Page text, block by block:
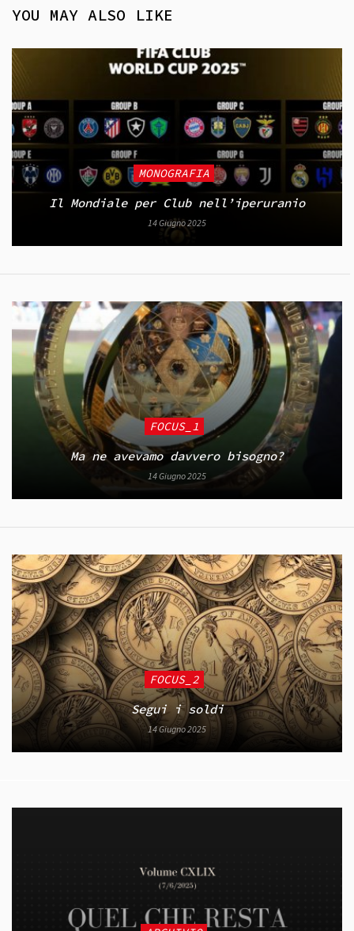
YOU MAY ALSO LIKE
MONOGRAFIA
Il Mondiale per Club nell’iperuranio
14 Giugno 2025
FOCUS_1
Ma ne avevamo davvero bisogno?
14 Giugno 2025
FOCUS_2
Segui i soldi
14 Giugno 2025